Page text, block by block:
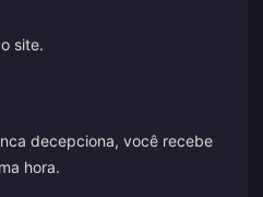
site.
decepciona, você recebe
hora.